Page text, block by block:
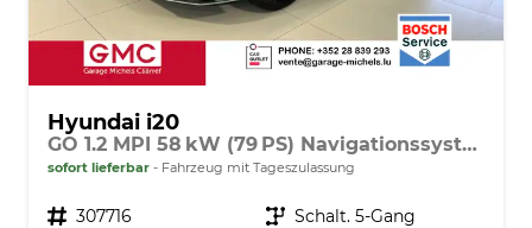
Hyundai i20
GO 1.2 MPI 58 kW (79 PS) Navigationssystem, Bluetooth, DAB, Klimaanlage, Rückfahrkamera, Apple CarPlay, Android Auto, PDC hinten, Sitzheizung, Lenkradheizung, Spurassistent, Tempomat uvm.
sofort lieferbar Fahrzeug mit Tageszulassung
Fahrzeugnr. 307716 Getriebe Schalt. 5-Gang